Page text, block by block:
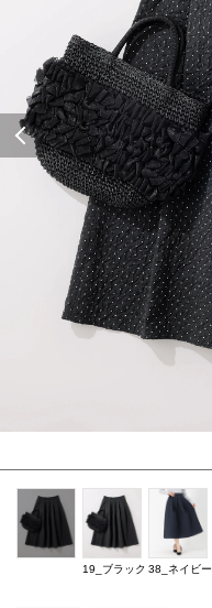
Previous
19_ブラック 38_ネイビー